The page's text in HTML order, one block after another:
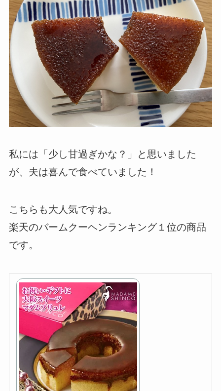
私には「少し甘過ぎかな？」と思いました
が、夫は喜んで食べていました！
こちらも大人気ですね。
楽天のバームクーヘンランキング１位の商品
です。